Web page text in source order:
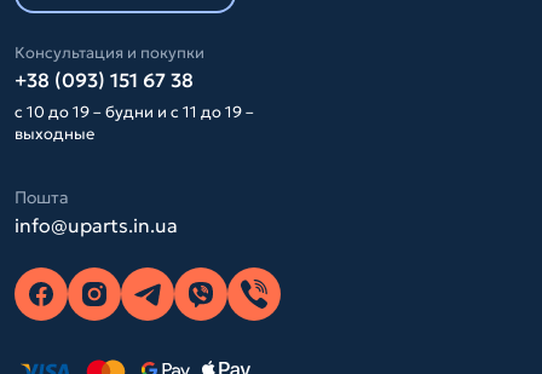
Консультация и покупки
+38 (093) 151 67 38
с 10 до 19 – будни и с 11 до 19 –
выходные
Пошта
info@uparts.in.ua